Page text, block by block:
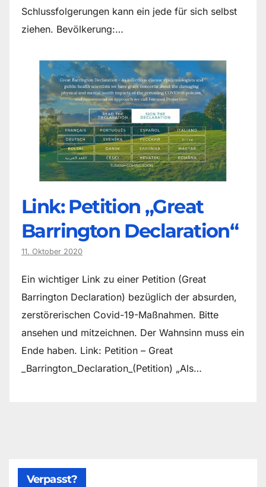
Schlussfolgerungen kann ein jede für sich selbst
ziehen. Bevölkerung:…
Link: Petition „Great
Barrington Declaration“
11. Oktober 2020
Ein wichtiger Link zu einer Petition (Great
Barrington Declaration) bezüglich der absurden,
zerstörerischen Covid-19-Maßnahmen. Bitte
ansehen und mitzeichnen. Der Wahnsinn muss ein
Ende haben. Link: Petition – Great
_Barrington_Declaration_(Petition) „Als…
Verpasst?